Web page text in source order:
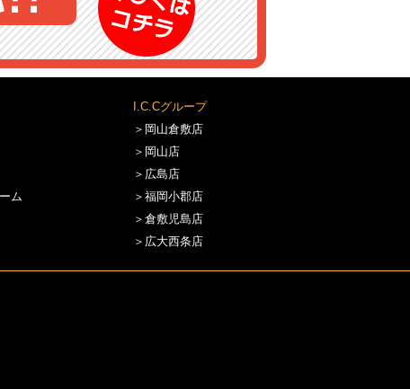
ム
I.C.Cグループ
＞岡山倉敷店
＞岡山店
＞広島店
＞福岡小郡店
＞倉敷児島店
＞広大西条店